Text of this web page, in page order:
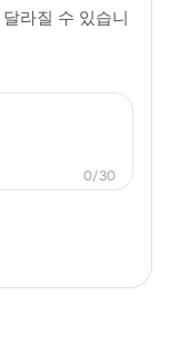
라질 수 있습니
0/30